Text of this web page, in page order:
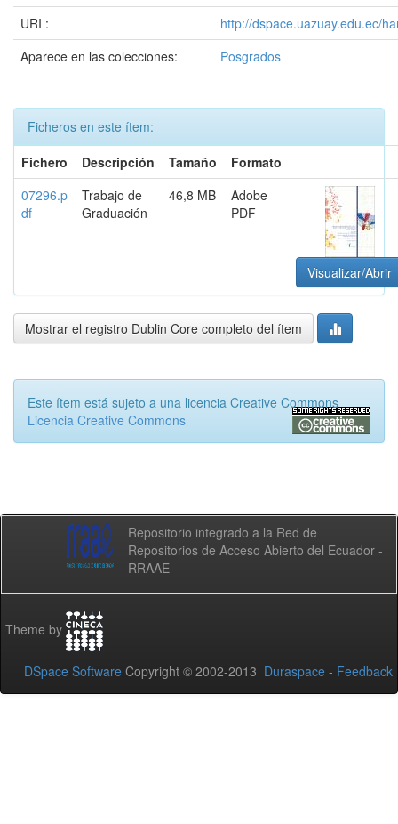
URI :
http://dspace.uazuay.edu.ec/
Aparece en las colecciones:
Posgrados
Ficheros en este ítem:
Fichero
Descripción Tamaño
Formato
07296.p
df
Trabajo de
Graduación
46,8 MB
Adobe
PDF
Visualizar/Abrir
Mostrar el registro Dublin Core completo del ítem
Este ítem está sujeto a una licencia Creative Commons
Licencia Creative Commons
Repositorio integrado a la Red de
Repositorios de Acceso Abierto del Ecuador -
RRAAE
Theme by
DSpace Software Copyright © 2002-2013 Duraspace - Feedback